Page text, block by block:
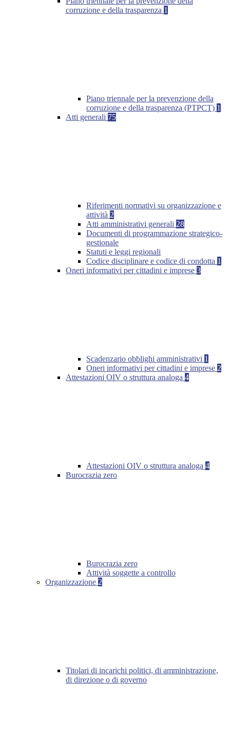
corruzione e della trasparenza 1
Piano triennale per la prevenzione della
corruzione e della trasparenza (PTPCT) 1
Atti generali 75
Riferimenti normativi su organizzazione e
attività 2
Atti amministrativi generali 28
Documenti di programmazione strategico-
gestionale
Statuti e leggi regionali
Codice disciplinare e codice di condotta 1
Oneri informativi per cittadini e imprese 3
Scadenzario obblighi amministrativi 1
Oneri informativi per cittadini e imprese 2
Attestazioni OIV o struttura analoga 4
Attestazioni OIV o struttura analoga 4
Burocrazia zero
Burocrazia zero
Attività soggette a controllo
Organizzazione 2
Titolari di incarichi politici, di amministrazione,
di direzione o di governo